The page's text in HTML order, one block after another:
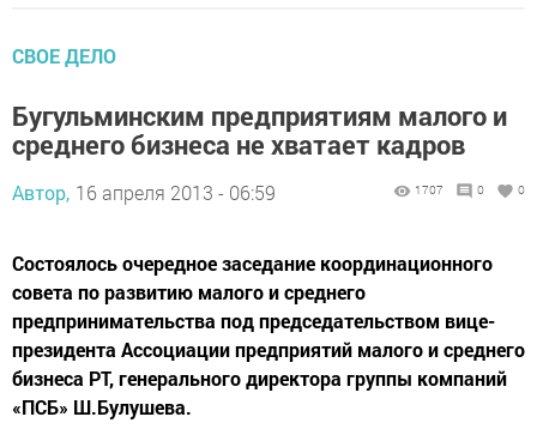
СВОЕ ДЕЛО
Бугульминским предприятиям малого и
среднего бизнеса не хватает кадров
Автор, 16 апреля 2013 - 06:59 1707 0 0
Состоялось очередное заседание координационного
совета по развитию малого и среднего
предпринимательства под председательством вице-
президента Ассоциации предприятий малого и среднего
бизнеса РТ, генерального директора группы компаний
«ПСБ» Ш.Булушева.